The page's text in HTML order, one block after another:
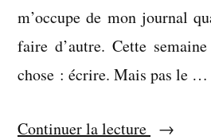
m’occupe de mon journal
faire d’autre. Cette
chose : écrire. Mais pas le …
Continuer la lecture « Dans